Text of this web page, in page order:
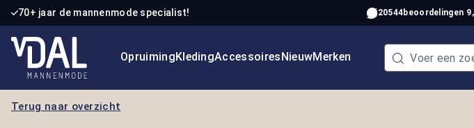
de hoofdinhoud
Ga naar de zoekopdracht
Ga naar de hoofdnavigatie
70+ jaar de mannenmode specialist! 20544beoordelingen
OpruimingKledingAccessoiresNieuwMerken
Terug naar overzicht